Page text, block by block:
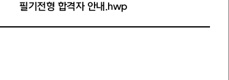
필기전형 합격자 안내.hwp